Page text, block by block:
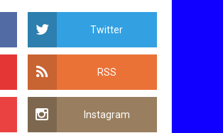
Twitter
RSS
Instagram